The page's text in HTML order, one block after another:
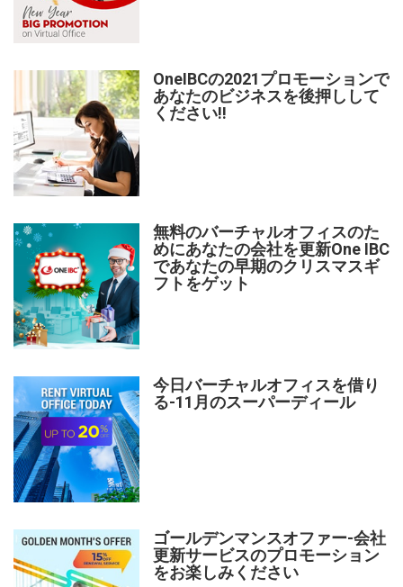
OneIBCの2021プロモーションで
あなたのビジネスを後押しして
ください!!
無料のバーチャルオフィスのた
めにあなたの会社を更新One IBC
であなたの早期のクリスマスギ
フトをゲット
今日バーチャルオフィスを借り
る-11月のスーパーディール
ゴールデンマンスオファー-会社
更新サービスのプロモーション
をお楽しみください